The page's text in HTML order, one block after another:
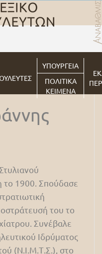
ΥΠΟΥΡΓΕΙΑ
ΠΟΛΙΤΙΚΑ
ΚΕΙΜΕΝΑ
το 1900. Σπούδασε
του το
Συνέβαλε
Ιδρύματος
(Ν.Ι.Μ.Τ.Σ.), στο